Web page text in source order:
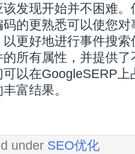
发现开始并不困难。
的更熟悉可以使您
更好地进行事件搜
所有属性，并提供
以在GoogleSERP上
富结果。
under SEO优化